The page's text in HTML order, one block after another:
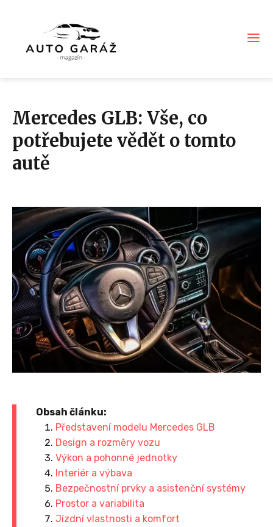
Mercedes GLB: Vše, co
potřebujete vědět o tomto
autě
Obsah článku:
Představení modelu Mercedes GLB
Design a rozměry vozu
Výkon a pohonné jednotky
Interiér a výbava
Bezpečnostní prvky a asistenční systémy
Prostor a variabilita
Jízdní vlastnosti a komfort